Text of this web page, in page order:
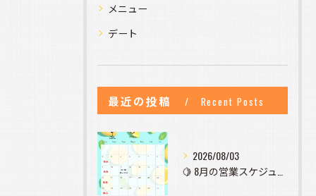
メニュー
デート
最近の投稿 Recent Posts
2026/08/03